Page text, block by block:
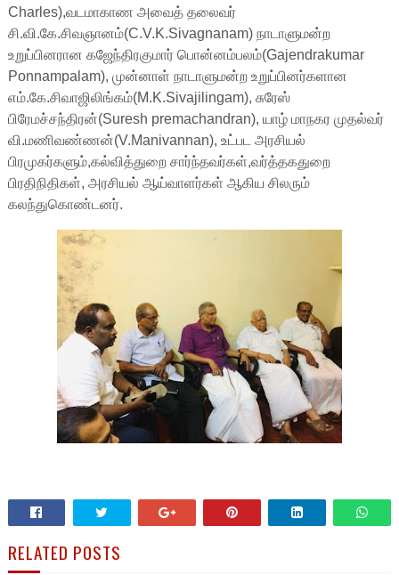
Charles),வடமாகாண அவைத் தலைவர்
சி.வி.கே.சிவஞானம்(C.V.K.Sivagnanam) நாடாளுமன்ற
உறுப்பினரான கஜேந்திரகுமார் பொன்னம்பலம்(Gajendrakumar
Ponnampalam), முன்னாள் நாடாளுமன்ற உறுப்பினர்களான
எம்.கே.சிவாஜிலிங்கம்(M.K.Sivajilingam), சுரேஸ்
பிரேமச்சந்திரன்(Suresh premachandran), யாழ் மாநகர முதல்வர்
வி.மணிவண்ணன்(V.Manivannan), உட்பட அரசியல்
பிரமுகர்களும்,கல்வித்துறை சார்ந்தவர்கள்,வர்த்தகதுறை
பிரதிநிதிகள், அரசியல் ஆய்வாளர்கள் ஆகிய சிலரும்
கலந்துகொண்டனர்.
RELATED POSTS